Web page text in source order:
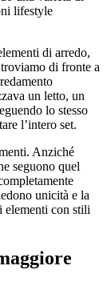
lifestyle
di arredo,
di fronte a
un letto, un
lo stesso
l’intero set.
Anziché
seguono quel
unicità e la
elementi con stili